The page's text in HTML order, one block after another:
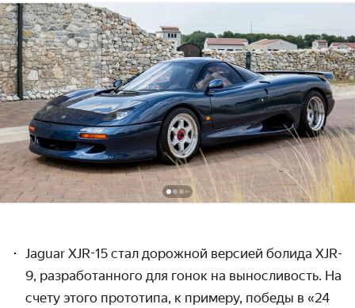
Jaguar XJR-15 стал дорожной версией болида XJR-
9, разработанного для гонок на выносливость. На
счету этого прототипа, к примеру, победы в «24